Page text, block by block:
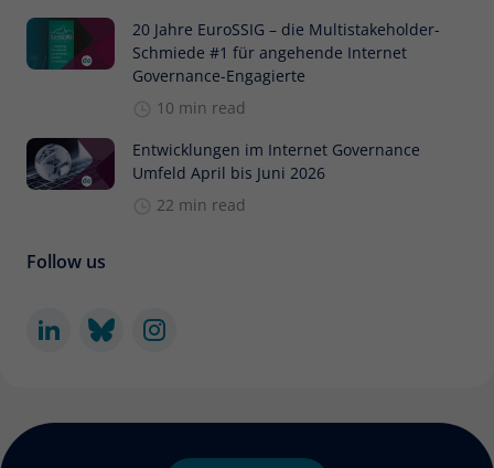
20 Jahre EuroSSIG – die Multistakeholder-
Schmiede #1 für angehende Internet
Governance-Engagierte
10 min read
Entwicklungen im Internet Governance
Umfeld April bis Juni 2026
22 min read
Follow us